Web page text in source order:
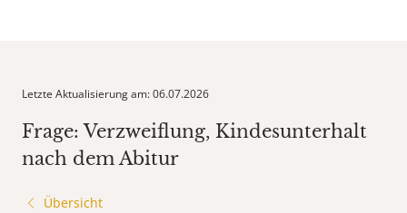
Letzte Aktualisierung am: 06.07.2026
Frage: Verzweiflung, Kindesunterhalt
nach dem Abitur
Übersicht